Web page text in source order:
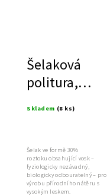
Šelaková
politura,
Skladem (8 ks)
Šelak ve formě 30%
roztoku obsahující vosk –
fyziologicky nezávadný,
biologicky odbouratelný – pro
výrobu přírodního nátěru s
vysokým leskem.